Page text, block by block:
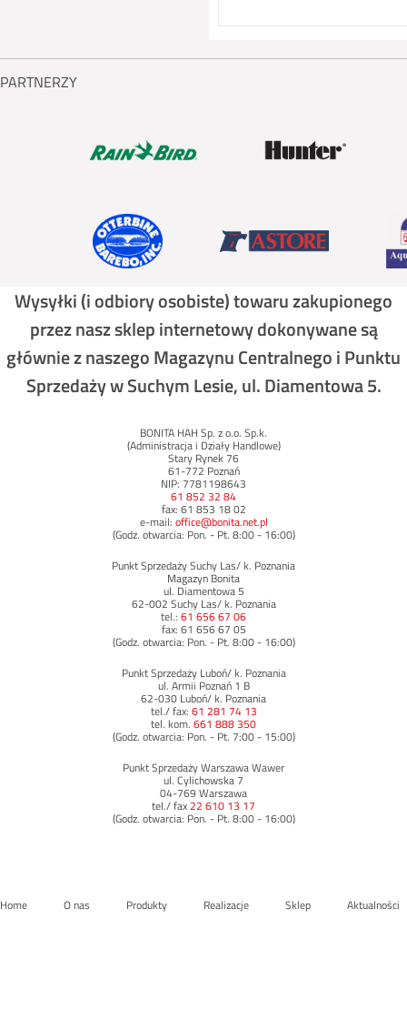
PARTNERZY
Wysyłki (i odbiory osobiste) towaru zakupionego
przez nasz sklep internetowy dokonywane są
głównie z naszego Magazynu Centralnego i Punktu
Sprzedaży w Suchym Lesie, ul. Diamentowa 5.
BONITA HAH Sp. z o.o. Sp.k.
(Administracja i Działy Handlowe)
Stary Rynek 76
61-772 Poznań
NIP: 7781198643
61 852 32 84
fax: 61 853 18 02
e-mail: office@bonita.net.pl
(Godz. otwarcia: Pon. - Pt. 8:00 - 16:00)
Punkt Sprzedaży Suchy Las/ k. Poznania
Magazyn Bonita
ul. Diamentowa 5
62-002 Suchy Las/ k. Poznania
tel.: 61 656 67 06
fax: 61 656 67 05
(Godz. otwarcia: Pon. - Pt. 8:00 - 16:00)
Punkt Sprzedaży Luboń/ k. Poznania
ul. Armii Poznań 1 B
62-030 Luboń/ k. Poznania
tel./ fax: 61 281 74 13
tel. kom. 661 888 350
(Godz. otwarcia: Pon. - Pt. 7:00 - 15:00)
Punkt Sprzedaży Warszawa Wawer
ul. Cylichowska 7
04-769 Warszawa
tel./ fax22 610 13 17
(Godz. otwarcia: Pon. - Pt. 8:00 - 16:00)
Home O nas Produkty Realizacje Sklep Aktualności